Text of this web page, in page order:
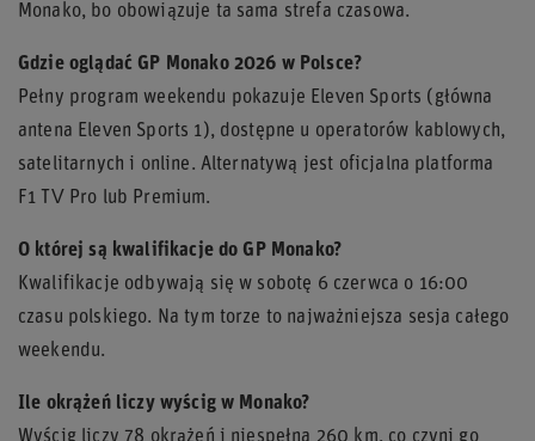
Monako, bo obowiązuje ta sama strefa czasowa.
Gdzie oglądać GP Monako 2026 w Polsce?
Pełny program weekendu pokazuje Eleven Sports (główna
antena Eleven Sports 1), dostępne u operatorów kablowych,
satelitarnych i online. Alternatywą jest oficjalna platforma
F1 TV Pro lub Premium.
O której są kwalifikacje do GP Monako?
Kwalifikacje odbywają się w sobotę 6 czerwca o 16:00
czasu polskiego. Na tym torze to najważniejsza sesja całego
weekendu.
Ile okrążeń liczy wyścig w Monako?
Wyścig liczy 78 okrążeń i niespełna 260 km, co czyni go